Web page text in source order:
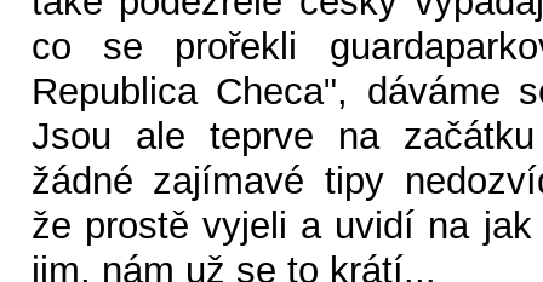
co se prořekli
Republica Checa", dáváme
Jsou ale teprve na
žádné zajímavé tipy
že prostě vyjeli a uvidí na
jim, nám už se to krátí...